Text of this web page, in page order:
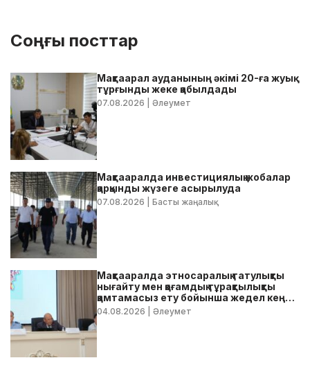
Соңғы посттар
Мақтаарал ауданының әкімі 20-ға жуық
тұрғынды жеке қабылдады
07.08.2026 | Әлеумет
Мақтааралда инвестициялық жобалар
қарқынды жүзеге асырылуда
07.08.2026 | Басты жаңалық
Мақтааралда этносаралық татулықты
нығайту мен қоғамдық тұрақтылықты
қамтамасыз ету бойынша жедел кеңес
өтті
04.08.2026 | Әлеумет